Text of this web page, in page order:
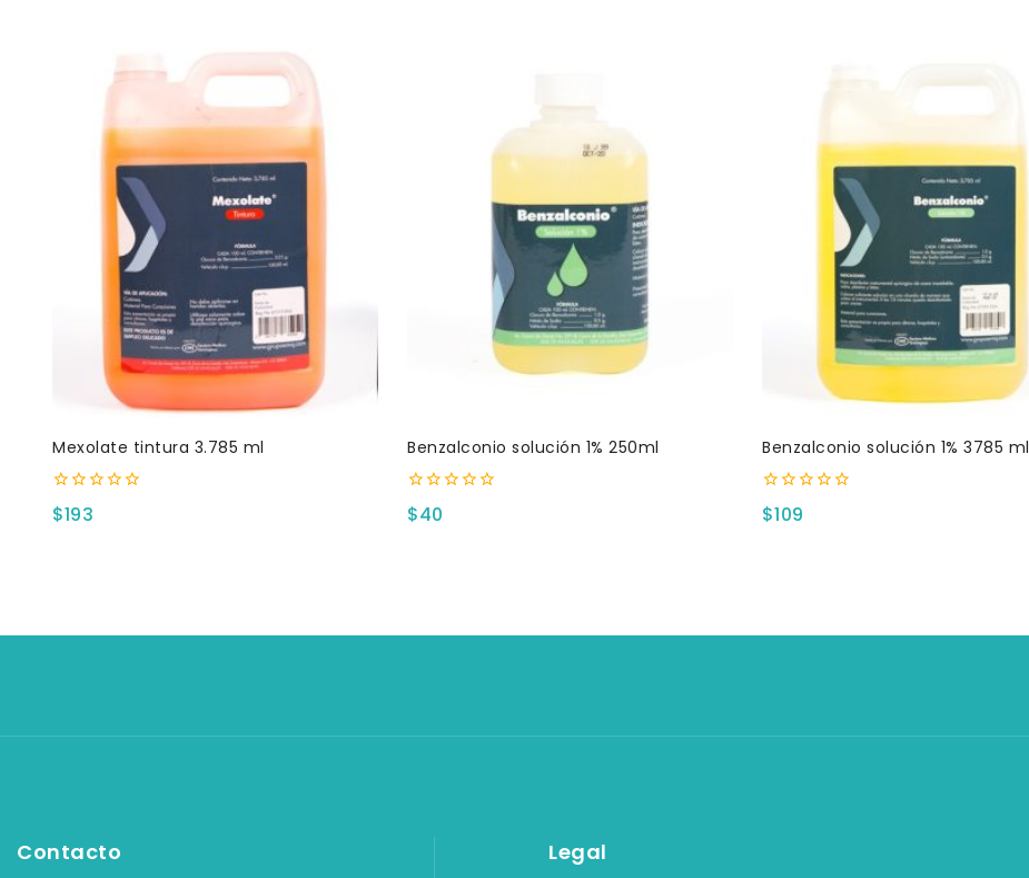
Mexolate tintura 3.785 ml
0
fuera
$193
Benzalconio solución 1% 250ml
0
fuera
$40
Benzalconio solución 1% 3785 ml
0
fuera
$109
Contacto Legal